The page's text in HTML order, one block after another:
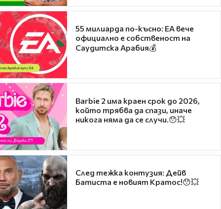
55 милиарда по-късно: EA вече
официално е собственост на
Саудитска Арабия💰
Barbie 2 има краен срок до 2026,
който трябва да спази, иначе
никога няма да се случи.😯💥
След тежка контузия: Дейв
Батиста е новият Кратос!😯💥